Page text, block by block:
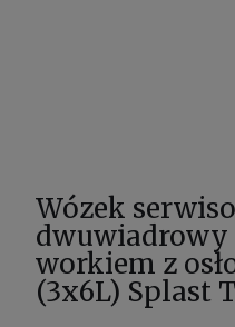
Wózek
dwuwiadrowy
workiem z
(3x6L) Splast